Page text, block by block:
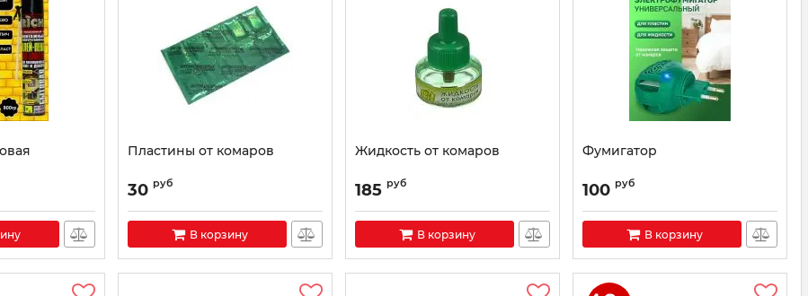
Пластины от комаров
30 руб
В корзину
Жидкость от комаров
185 руб
В корзину
Фумигатор
100 руб
В корзину